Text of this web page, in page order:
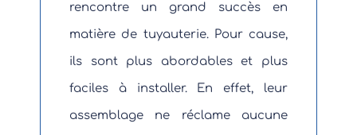
rencontre un grand succès en
matière de tuyauterie. Pour cause,
ils sont plus abordables et plus
faciles à installer. En effet, leur
assemblage ne réclame aucune